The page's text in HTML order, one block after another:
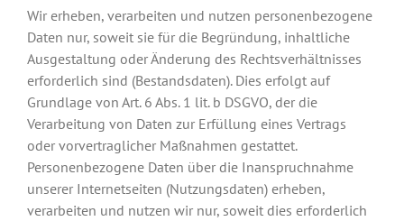
Wir erheben, verarbeiten und nutzen personenbezogene
Daten nur, soweit sie für die Begründung, inhaltliche
Ausgestaltung oder Änderung des Rechtsverhältnisses
erforderlich sind (Bestandsdaten). Dies erfolgt auf
Grundlage von Art. 6 Abs. 1 lit. b DSGVO, der die
Verarbeitung von Daten zur Erfüllung eines Vertrags
oder vorvertraglicher Maßnahmen gestattet.
Personenbezogene Daten über die Inanspruchnahme
unserer Internetseiten (Nutzungsdaten) erheben,
verarbeiten und nutzen wir nur, soweit dies erforderlich